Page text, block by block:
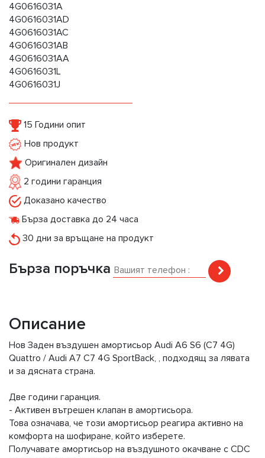
4G0616031A
4G0616031AD
4G0616031AC
4G0616031AB
4G0616031AA
4G0616031L
4G0616031J
15 Години опит
Нов продукт
Оригинален дизайн
2 години гаранция
Доказано качество
Бърза доставка до 24 часа
30 дни за връщане на продукт
Бърза поръчка
Описание
Нов Заден въздушен амортисьор Audi A6 S6 (C7 4G)
Quattro / Audi A7 C7 4G SportBack, , подходящ за лявата
и за дясната страна.
Две години гаранция.
- Активен вътрешен клапан в амортисьора.
Това означава, че този амортисьор реагира активно на
комфорта на шофиране, който изберете.
Получавате амортисьор на въздушното окачване с CDC